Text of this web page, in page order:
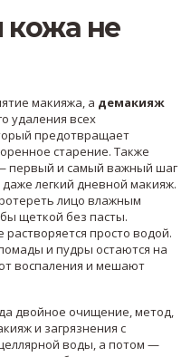
кожа не
макияжа, а демакияж
удаления всех
предотвращает
старение. Также
первый и самый важный шаг
легкий дневной макияж.
лицо влажным
щеткой без пасты.
просто водой.
и пудры остаются на
воспаления и мешают
двойное очищение,метод,
и загрязнения с
воды, а потом —